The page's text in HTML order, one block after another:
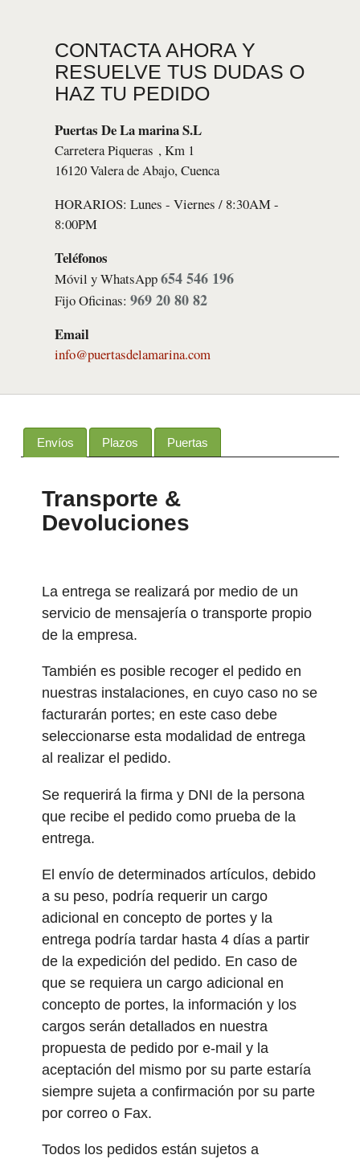
CONTACTA AHORA Y
RESUELVE TUS DUDAS O
HAZ TU PEDIDO
Puertas De La marina S.L
Carretera Piqueras , Km 1
16120 Valera de Abajo, Cuenca
HORARIOS: Lunes - Viernes / 8:30AM -
8:00PM
Teléfonos
Móvil y WhatsApp654 546 196
Fijo Oficinas:969 20 80 82
Email
info@puertasdelamarina.com
Envíos Plazos Puertas
Transporte &
Devoluciones
La entrega se realizará por medio de un
servicio de mensajería o transporte propio
de la empresa.
También es posible recoger el pedido en
nuestras instalaciones, en cuyo caso no se
facturarán portes; en este caso debe
seleccionarse esta modalidad de entrega
al realizar el pedido.
Se requerirá la firma y DNI de la persona
que recibe el pedido como prueba de la
entrega.
El envío de determinados artículos, debido
a su peso, podría requerir un cargo
adicional en concepto de portes y la
entrega podría tardar hasta 4 días a partir
de la expedición del pedido. En caso de
que se requiera un cargo adicional en
concepto de portes, la información y los
cargos serán detallados en nuestra
propuesta de pedido por e-mail y la
aceptación del mismo por su parte estaría
siempre sujeta a confirmación por su parte
por correo o Fax.
Todos los pedidos están sujetos a